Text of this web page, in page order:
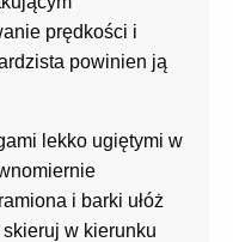
prędkości i
powinien ją
lekko ugiętymi w
i barki ułóż
w kierunku